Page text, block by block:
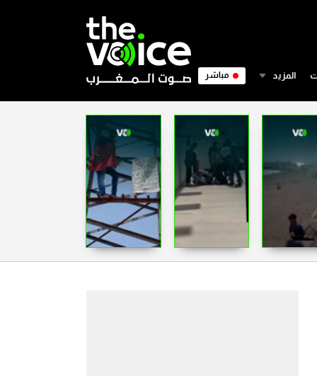
المزيد مباشر